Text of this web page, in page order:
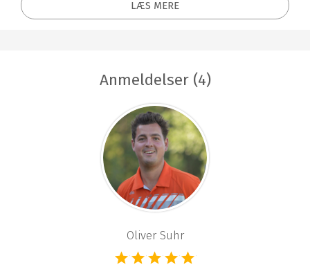
LÆS MERE
Anmeldelser (4)
Oliver Suhr